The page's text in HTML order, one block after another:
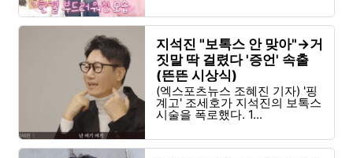
지석진 "보톡스 안 맞아"→거
짓말 딱 걸렸다 '증언' 속출
(뜬뜬 시상식)
(엑스포츠뉴스 조혜진 기자) '핑
계고' 조세호가 지석진의 보톡스
시술을 폭로했다. 1...